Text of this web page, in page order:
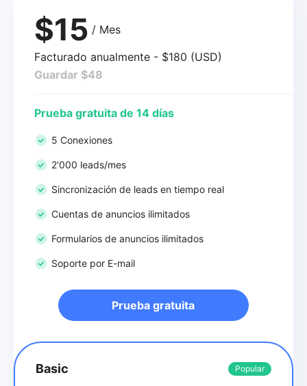
$15 / Mes
Facturado anualmente - $180 (USD)
Guardar $48
Prueba gratuita de 14 días
5 Conexiones
2'000 leads/mes
Sincronización de leads en tiempo real
Cuentas de anuncios ilimitados
Formularios de anuncios ilimitados
Soporte por E-mail
Prueba gratuita
Basic Popular